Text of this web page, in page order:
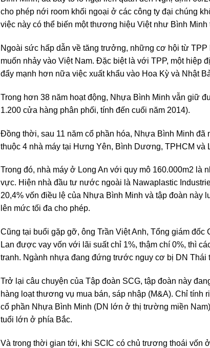
cho phép nới room khối ngoại ở các công ty đại chúng
việc này có thể biến một thương hiệu Việt như Bình
Ngoài sức hấp dẫn về tăng trưởng, những cơ hội từ
muốn nhảy vào Việt Nam. Đặc biệt là với TPP, một
đẩy mạnh hơn nữa việc xuất khẩu vào Hoa Kỳ và Nhật
Trong hơn 38 năm hoạt động, Nhựa Bình Minh vẫn giữ
1.200 cửa hàng phân phối, tính đến cuối năm 2014).
Đồng thời, sau 11 năm cổ phần hóa, Nhựa Bình Minh
thuộc 4 nhà máy tại Hưng Yên, Bình Dương, TPHCM và
Trong đó, nhà máy ở Long An với quy mô 160.000m2 là
vực. Hiện nhà đầu tư nước ngoài là Nawaplastic
20,4% vốn điều lệ của Nhựa Bình Minh và tập đoàn
lên mức tối đa cho phép.
Cũng tại buổi gặp gỡ, ông Trần Việt Anh, Tổng giám
Lan được vay vốn với lãi suất chỉ 1%, thậm chí 0%, thì
tranh. Ngành nhựa đang đứng trước nguy cơ bị DN Thái
Trở lại câu chuyện của Tập đoàn SCG, tập đoàn này
hàng loạt thương vụ mua bán, sáp nhập (M&A). Chỉ
cổ phần Nhựa Bình Minh (DN lớn ở thị trường miền
tuổi lớn ở phía Bắc.
Và trong thời gian tới, khi SCIC có chủ trương thoái vốn